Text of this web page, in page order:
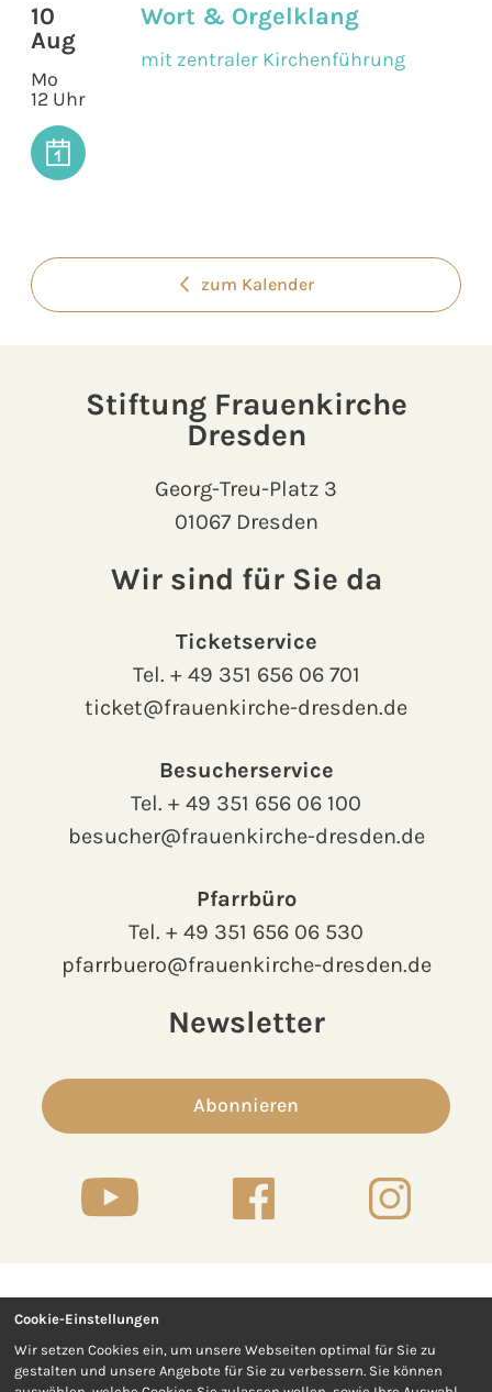
10
Aug
Mo
12 Uhr
Wort & Orgelklang
mit zentraler Kirchenführung
zum Kalender
Stiftung Frauenkirche
Dresden
Georg-Treu-Platz 3
01067 Dresden
Wir sind für Sie da
Ticketservice
Tel. + 49 351 656 06 701
ticket@frauenkirche-dresden.de
Besucherservice
Tel. + 49 351 656 06 100
besucher@frauenkirche-dresden.de
Pfarrbüro
Tel. + 49 351 656 06 530
pfarrbuero@frauenkirche-dresden.de
Newsletter
Abonnieren
Kontakt
Impressum Datenschutz
Cookie-Einstellungen
Wir setzen Cookies ein, um unsere Webseiten optimal für Sie zu
gestalten und unsere Angebote für Sie zu verbessern. Sie können